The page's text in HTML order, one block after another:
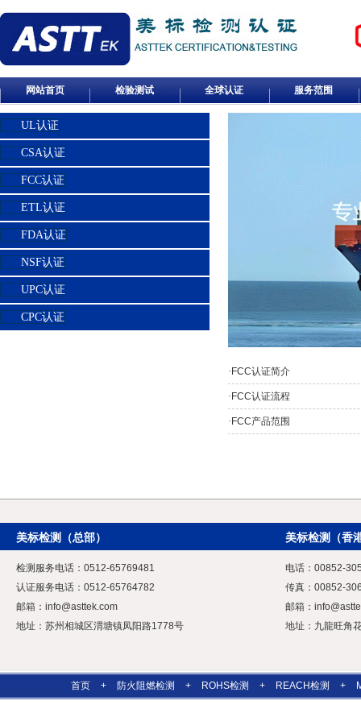
网站首页 检验测试 全球认证 服务范围
UL认证
CSA认证
FCC认证
ETL认证
FDA认证
NSF认证
UPC认证
CPC认证
·FCC认证简介
·FCC认证流程
·FCC产品范围
美标检测（总部）
检测服务电话：0512-65769481
认证服务电话：0512-65764782
邮箱： info@asttek.com
地址：苏州相城区渭塘镇凤阳路1778号
美标检测（香
电话：00852-
传真：00852-
邮箱：
地址：九龍旺角
首页 + 防火阻燃检测 + ROHS检测 + REACH检测 +